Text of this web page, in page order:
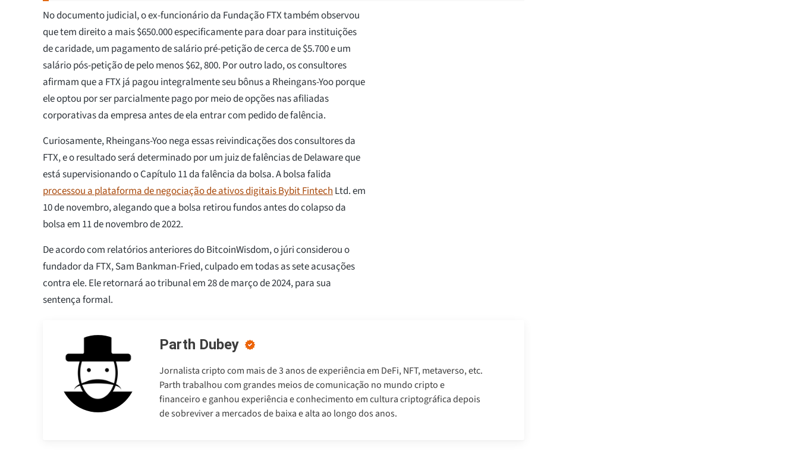
No documento judicial, o ex-funcionário da Fundação FTX também observou
que tem direito a mais $650.000 especificamente para doar para instituições
de caridade, um pagamento de salário pré-petição de cerca de $5.700 e um
salário pós-petição de pelo menos $62, 800. Por outro lado, os consultores
afirmam que a FTX já pagou integralmente seu bônus a Rheingans-Yoo porque
ele optou por ser parcialmente pago por meio de opções nas afiliadas
corporativas da empresa antes de ela entrar com pedido de falência.
Curiosamente, Rheingans-Yoo nega essas reivindicações dos consultores da
FTX, e o resultado será determinado por um juiz de falências de Delaware que
está supervisionando o Capítulo 11 da falência da bolsa. A bolsa falida
processou a plataforma de negociação de ativos digitais Bybit Fintech Ltd. em
10 de novembro, alegando que a bolsa retirou fundos antes do colapso da
bolsa em 11 de novembro de 2022.
De acordo com relatórios anteriores do BitcoinWisdom, o júri considerou o
fundador da FTX, Sam Bankman-Fried, culpado em todas as sete acusações
contra ele. Ele retornará ao tribunal em 28 de março de 2024, para sua
sentença formal.
Parth Dubey
Jornalista cripto com mais de 3 anos de experiência em DeFi, NFT, metaverso, etc.
Parth trabalhou com grandes meios de comunicação no mundo cripto e
financeiro e ganhou experiência e conhecimento em cultura criptográfica depois
de sobreviver a mercados de baixa e alta ao longo dos anos.